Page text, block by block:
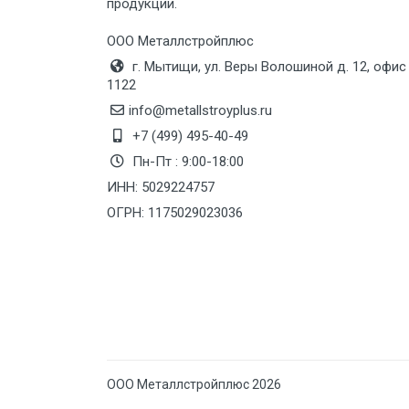
Груз до 12 м, вес до 20 тн
Манипулятор до 6 м, вес до 5 тн
Манипулятор до 6 м, вес до 8 тн
продукции.
ООО Металлстройплюс
г. Мытищи, ул. Веры Волошиной д. 12, офис
1122
info@metallstroyplus.ru
+7 (499) 495-40-49
Пн-Пт : 9:00-18:00
ИНН: 5029224757
ОГРН: 1175029023036
ООО Металлстройплюс 2026